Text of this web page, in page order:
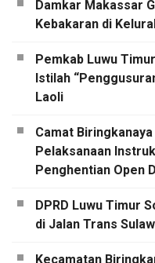
Damkar Makassar
Kebakaran di
Pemkab Luwu
Istilah
Laoli
Camat
Pelaksanaan
Penghentian Open
DPRD Luwu Timur
di Jalan Trans
Kecamatan